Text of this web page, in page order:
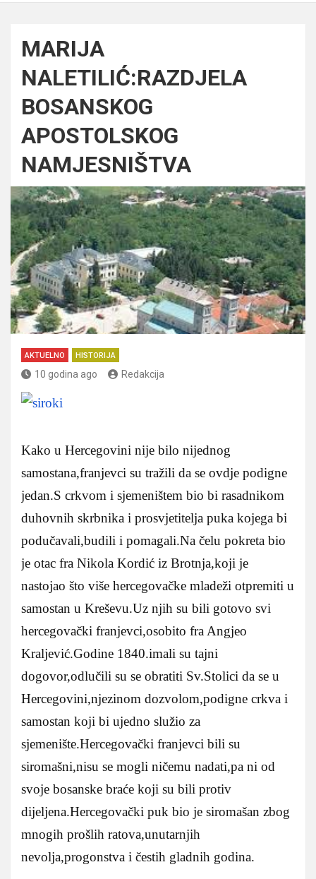
MARIJA
NALETILIĆ:RAZDJELA
BOSANSKOG
APOSTOLSKOG
NAMJESNIŠTVA
AKTUELNO HISTORIJA
10 godina ago Redakcija
Kako u Hercegovini nije bilo nijednog
samostana,franjevci su tražili da se ovdje podigne
jedan.S crkvom i sjemeništem bio bi rasadnikom
duhovnih skrbnika i prosvjetitelja puka kojega bi
podučavali,budili i pomagali.Na čelu pokreta bio
je otac fra Nikola Kordić iz Brotnja,koji je
nastojao što više hercegovačke mladeži otpremiti u
samostan u Kreševu.Uz njih su bili gotovo svi
hercegovački franjevci,osobito fra Angjeo
Kraljević.Godine 1840.imali su tajni
dogovor,odlučili su se obratiti Sv.Stolici da se u
Hercegovini,njezinom dozvolom,podigne crkva i
samostan koji bi ujedno služio za
sjemenište.Hercegovački franjevci bili su
siromašni,nisu se mogli ničemu nadati,pa ni od
svoje bosanske braće koji su bili protiv
dijeljena.Hercegovački puk bio je siromašan zbog
mnogih prošlih ratova,unutarnjih
nevolja,progonstva i čestih gladnih godina.